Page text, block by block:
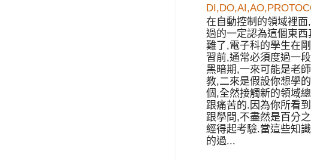
在自動控制的領域裡面
過的一定認為這個東西
難了,電子科的學生在
習前,通常必須度過一
黑暗期,一來可能是老
教,二來是假設你想學
個,全然接觸新的領域
跟痛苦的.因為你所看
跟學問,不盡然是百分
經得起考驗.當這些知
的過...